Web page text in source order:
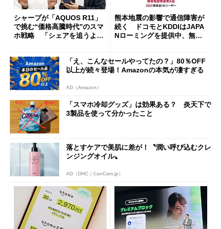
シャープが「AQUOS R11」
で挑む“価格高騰時代”のスマ
ホ戦略 「シェアを追うより
熊本地震の影響で通信障害が
続く ドコモとKDDIはJAPA
Nローミングを提供中、無料
「え、こんなセールやってたの？」80％OFF
以上が続々登場！Amazonの本気が凄すぎる
AD（Amazon）
「スマホ冷却グッズ」は効果ある？ 炎天下で
3製品を使って分かったこと
落とすケアで美肌に差が！〝潤い呼び込むクレ
ンジングオイル〟
AD（DHC｜CanCam.jp）